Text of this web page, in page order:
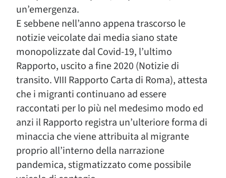
un’emergenza.
E sebbene nell’anno appena trascorso le
notizie veicolate dai media siano state
monopolizzate dal Covid-19, l’ultimo
Rapporto, uscito a fine 2020 (Notizie di
transito. VIII Rapporto Carta di Roma), attesta
che i migranti continuano ad essere
raccontati per lo più nel medesimo modo ed
anzi il Rapporto registra un’ulteriore forma di
minaccia che viene attribuita al migrante
proprio all’interno della narrazione
pandemica, stigmatizzato come possibile